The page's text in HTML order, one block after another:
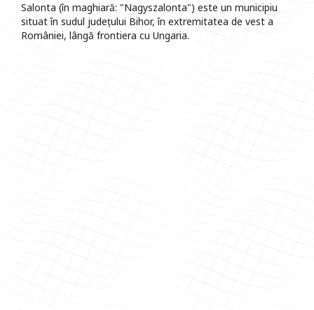
Salonta (în maghiară: "Nagyszalonta") este un municipiu
situat în sudul județului Bihor, în extremitatea de vest a
României, lângă frontiera cu Ungaria.